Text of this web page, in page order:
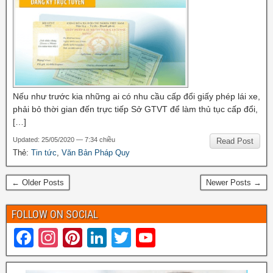
Nếu như trước kia những ai có nhu cầu cấp đổi giấy phép lái xe,
phải bỏ thời gian đến trực tiếp Sở GTVT để làm thủ tục cấp đổi,
[…]
Read Post
Updated: 25/05/2020 — 7:34 chiều
Thẻ: Tin tức Văn Bản Pháp Quy
← Older Posts Newer Posts →
FOLLOW ON SOCIAL
F
a
In
st
Pi
nt
Li
n
T
wi o